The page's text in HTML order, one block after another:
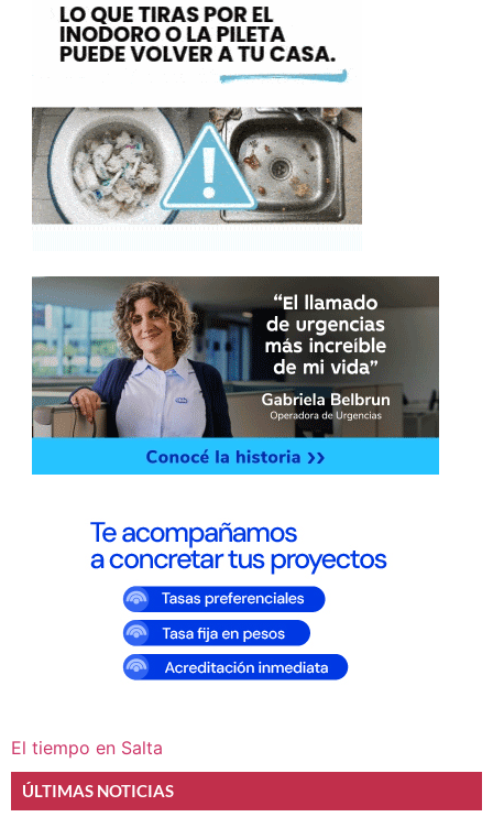
El tiempo en Salta
ÚLTIMAS NOTICIAS